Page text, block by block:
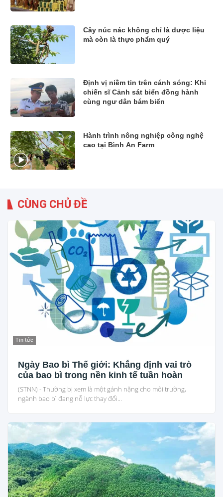
Cây núc nác không chỉ là dược liệu
mà còn là thực phẩm quý
Định vị niềm tin trên cánh sóng: Khi
chiến sĩ Cảnh sát biển đồng hành
cùng ngư dân bám biển
Hành trình nông nghiệp công nghệ
cao tại Bình An Farm
CÙNG CHỦ ĐỀ
Tin tức
Ngày Bao bì Thế giới: Khẳng định vai trò
của bao bì trong nền kinh tế tuần hoàn
(STNN) - Thường bị xem là một gánh nặng cho môi trường,
ngành bao bì đang nỗ lực thay đổi...